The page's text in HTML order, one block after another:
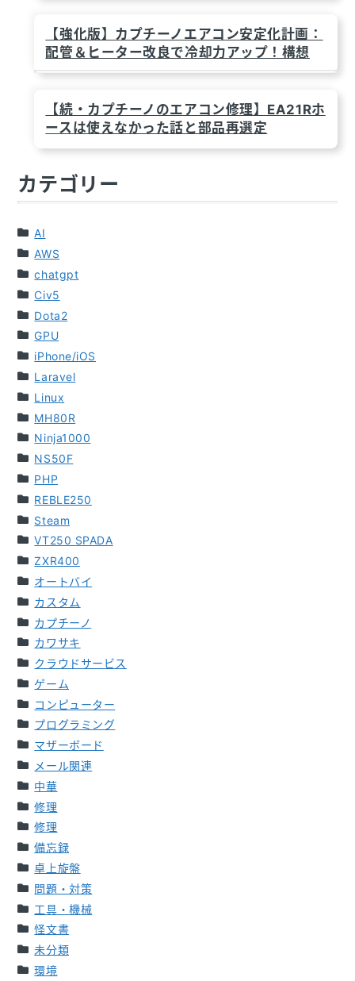
【強化版】カプチーノエアコン安定化計画：
配管＆ヒーター改良で冷却力アップ！構想
【続・カプチーノのエアコン修理】EA21Rホ
ースは使えなかった話と部品再選定
カテゴリー
AI
AWS
chatgpt
Civ5
Dota2
GPU
iPhone/iOS
Laravel
Linux
MH80R
Ninja1000
NS50F
PHP
REBLE250
Steam
VT250 SPADA
ZXR400
オートバイ
カスタム
カプチーノ
カワサキ
クラウドサービス
ゲーム
コンピューター
プログラミング
マザーボード
メール関連
中華
修理
修理
備忘録
卓上旋盤
問題・対策
工具・機械
怪文書
未分類
環境